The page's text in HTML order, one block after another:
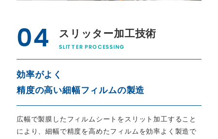
04 スリッター加工技術
SLITTER PROCESSING
効率がよく
精度の高い細幅フィルムの製造
広幅で製膜したフィルムシートをスリット加工すること
により、細幅で精度を高めたフィルムを効率よく製造で